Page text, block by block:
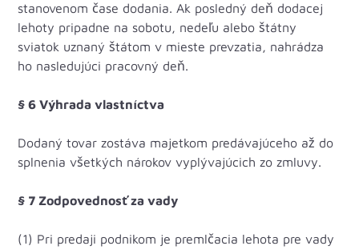
stanovenom čase dodania. Ak posledný deň dodacej
lehoty pripadne na sobotu, nedeľu alebo štátny
sviatok uznaný štátom v mieste prevzatia, nahrádza
ho nasledujúci pracovný deň.
§ 6 Výhrada vlastníctva
Dodaný tovar zostáva majetkom predávajúceho až do
splnenia všetkých nárokov vyplývajúcich zo zmluvy.
§ 7 Zodpovednosť za vady
(1) Pri predaji podnikom je premlčacia lehota pre vady